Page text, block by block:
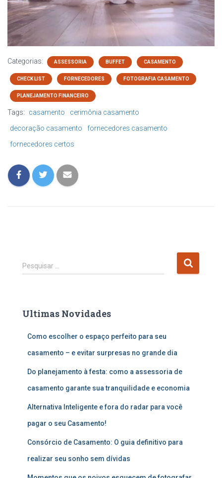
Categorias: ASSESSORIA BUFFET CASAMENTO
CHECK LIST FORNECEDORES FOTOGRAFIA CASAMENTO
PLANEJAMENTO FINANCEIRO
Tags: casamento
cerimônia casamento
decoração casamento
fornecedores casamento
fornecedores certos
P
e
i
Pesquisar …
Ultimas Novidades
Como escolher o espaço perfeito para seu
casamento – e evitar surpresas no grande dia
Do planejamento à festa: como a assessoria de
casamento garante sua tranquilidade e economia
Alternativa Inteligente e fora do radar para você
pagar o seu Casamento!
Consórcio de Casamento: O guia definitivo para
realizar seu sonho sem dívidas